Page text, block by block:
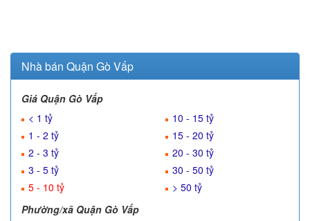
Nhà bán Quận Gò Vấp
Giá Quận Gò Vấp
< 1 tỷ
1 - 2 tỷ
2 - 3 tỷ
3 - 5 tỷ
5 - 10 tỷ
10 - 15 tỷ
15 - 20 tỷ
20 - 30 tỷ
30 - 50 tỷ
> 50 tỷ
Phường/xã Quận Gò Vấp